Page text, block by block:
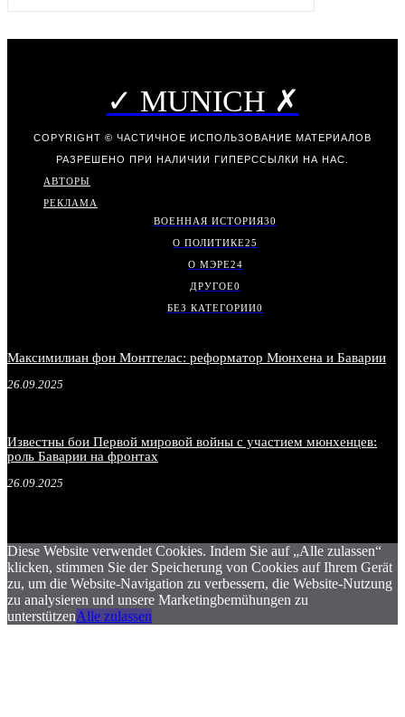
✓ MUNICH ✗
COPYRIGHT © ЧАСТИЧНОЕ ИСПОЛЬЗОВАНИЕ МАТЕРИАЛОВ
РАЗРЕШЕНО ПРИ НАЛИЧИИ ГИПЕРССЫЛКИ НА НАС.
АВТОРЫ
РЕКЛАМА
ВОЕННАЯ ИСТОРИЯ30
О ПОЛИТИКЕ25
О МЭРЕ24
ДРУГОЕ0
БЕЗ КАТЕГОРИИ0
Максимилиан фон Монтгелас: реформатор Мюнхена и Баварии
26.09.2025
Известны бои Первой мировой войны с участием мюнхенцев:
роль Баварии на фронтах
26.09.2025
Diese Website verwendet Cookies. Indem Sie auf „Alle zulassen“
klicken, stimmen Sie der Speicherung von Cookies auf Ihrem Gerät
zu, um die Website-Navigation zu verbessern, die Website-Nutzung
zu analysieren und unsere Marketingbemühungen zu
unterstützenAlle zulassen